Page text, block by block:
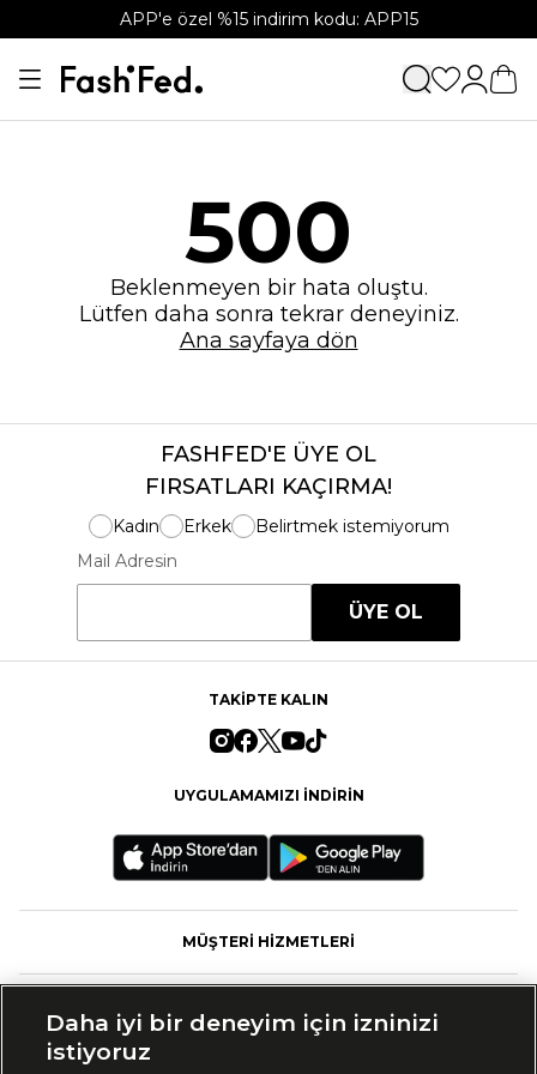
APP'e özel %15 indirim kodu: APP15
500
Beklenmeyen bir hata oluştu.
Lütfen daha sonra tekrar deneyiniz.
Ana sayfaya dön
FASHFED'E ÜYE OL
FIRSATLARI KAÇIRMA!
Kadın Erkek
Belirtmek istemiyorum
Mail Adresin
ÜYE OL
TAKİPTE KALIN
UYGULAMAMIZI İNDİRİN
MÜŞTERİ HİZMETLERİ
Daha iyi bir deneyim için izninizi
istiyoruz